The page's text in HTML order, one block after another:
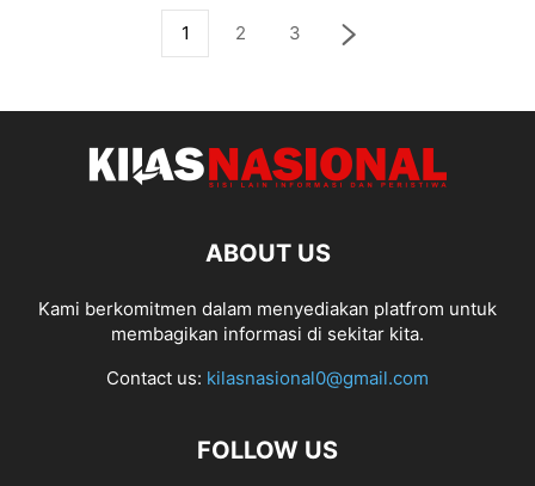
1 2 3
ABOUT US
Kami berkomitmen dalam menyediakan platfrom untuk
membagikan informasi di sekitar kita.
Contact us: kilasnasional0@gmail.com
FOLLOW US